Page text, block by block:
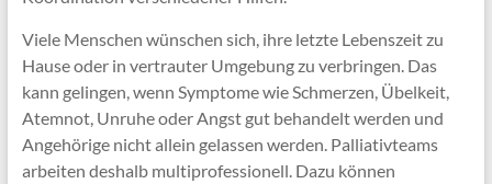
Viele Menschen wünschen sich, ihre letzte Lebenszeit zu
Hause oder in vertrauter Umgebung zu verbringen. Das
kann gelingen, wenn Symptome wie Schmerzen, Übelkeit,
Atemnot, Unruhe oder Angst gut behandelt werden und
Angehörige nicht allein gelassen werden. Palliativteams
arbeiten deshalb multiprofessionell. Dazu können